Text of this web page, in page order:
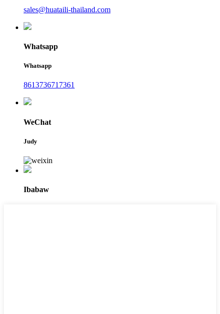
sales@huataili-thailand.com
Whatsapp
Whatsapp
8613736717361
WeChat
Judy
Ibabaw